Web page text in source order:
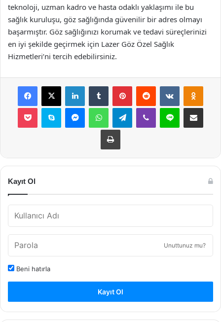
teknoloji, uzman kadro ve hasta odaklı yaklaşımı ile bu
sağlık kuruluşu, göz sağlığında güvenilir bir adres olmayı
başarmıştır. Göz sağlığınızı korumak ve tedavi süreçlerinizi
en iyi şekilde geçirmek için Lazer Göz Özel Sağlık
Hizmetleri’ni tercih edebilirsiniz.
Facebook
X LinkedInTumblr PinterestReddit VKontakte
Pocket Skype MessengerWhatsAppTelegramViber Line E-Posta ile
Yazdır
Kayıt Ol
Unuttunuz mu?
Beni hatırla
Kayıt Ol